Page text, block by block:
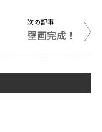
次の記事
壁画完成！